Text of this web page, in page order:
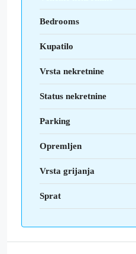
Bedrooms
Kupatilo
Vrsta nekretnine
Status nekretnine
Parking
Opremljen
Vrsta grijanja
Sprat